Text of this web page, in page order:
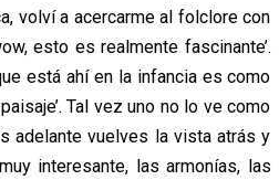
volví a acercarme al folclore con
esto es realmente fascinante’.
está ahí en la infancia es como
Tal vez uno no lo ve como
adelante vuelves la vista atrás y
interesante, las armonías, las